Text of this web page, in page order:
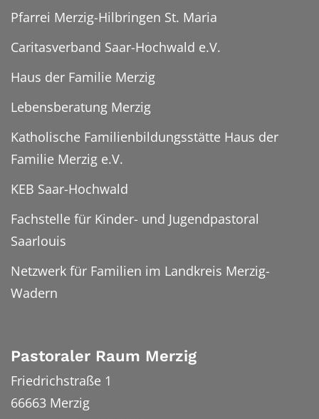
Pfarrei Merzig-Hilbringen St. Maria
Caritasverband Saar-Hochwald e.V.
Haus der Familie Merzig
Lebensberatung Merzig
Katholische Familienbildungsstätte Haus der
Familie Merzig e.V.
KEB Saar-Hochwald
Fachstelle für Kinder- und Jugendpastoral
Saarlouis
Netzwerk für Familien im Landkreis Merzig-
Wadern
Pastoraler Raum Merzig
Friedrichstraße 1
66663 Merzig